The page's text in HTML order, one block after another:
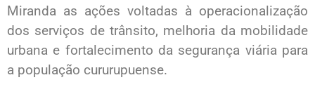
Miranda as ações voltadas à operacionalização
dos serviços de trânsito, melhoria da mobilidade
urbana e fortalecimento da segurança viária para
a população cururupuense.